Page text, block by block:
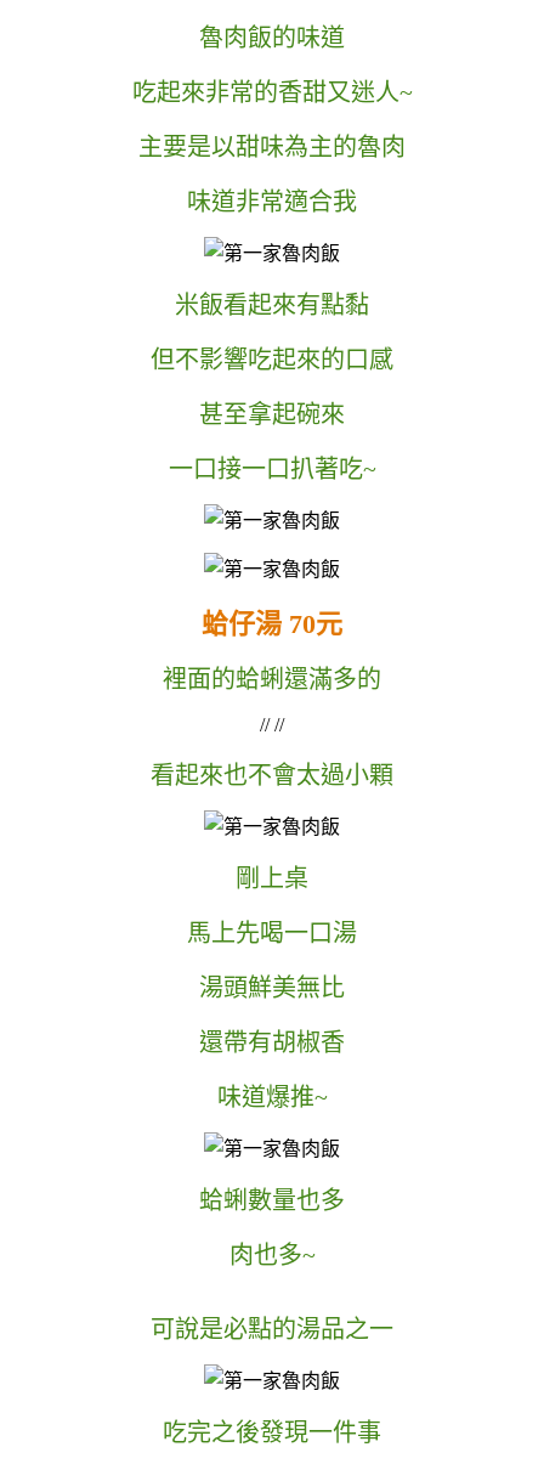
魯肉飯的味道
吃起來非常的香甜又迷人~
主要是以甜味為主的魯肉
味道非常適合我
米飯看起來有點黏
但不影響吃起來的口感
甚至拿起碗來
一口接一口扒著吃~
蛤仔湯 70元
裡面的蛤蜊還滿多的
// //
看起來也不會太過小顆
剛上桌
馬上先喝一口湯
湯頭鮮美無比
還帶有胡椒香
味道爆推~
蛤蜊數量也多
肉也多~
可說是必點的湯品之一
吃完之後發現一件事